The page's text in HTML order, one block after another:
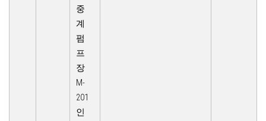
중
계
펌
프
장
M-
201
인